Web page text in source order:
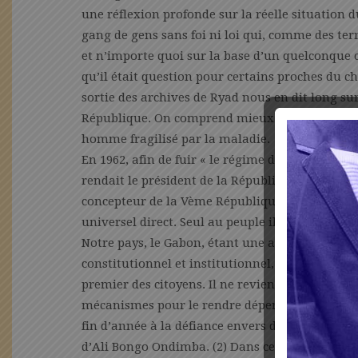
une réflexion profonde sur la réelle situation
gang de gens sans foi ni loi qui, comme des
et n’importe quoi sur la base d’un quelconque
qu’il était question pour certains proches du
sortie des archives de Ryad nous en dit long
République. On comprend mieux l’influence
homme fragilisé par la maladie.
En 1962, afin de fuir « le régime des partis »
rendait le président de la République
concepteur de la Vème République, avait
universel direct. Seul au peuple il devait
Notre pays, le Gabon, étant une ancienne
constitutionnel et institutionnel, a, de fait,
premier des citoyens. Il ne revient donc pas à
mécanismes pour le rendre dépendant ou
fin d’année à la défiance envers des
d’Ali Bongo Ondimba. (2) Dans ce